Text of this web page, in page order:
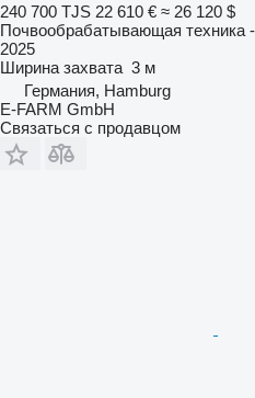
240 700 TJS 22 610 € ≈ 26 120 $
Почвообрабатывающая техника
2025
Ширина захвата 3 м
Германия, Hamburg
E-FARM GmbH
Связаться с продавцом